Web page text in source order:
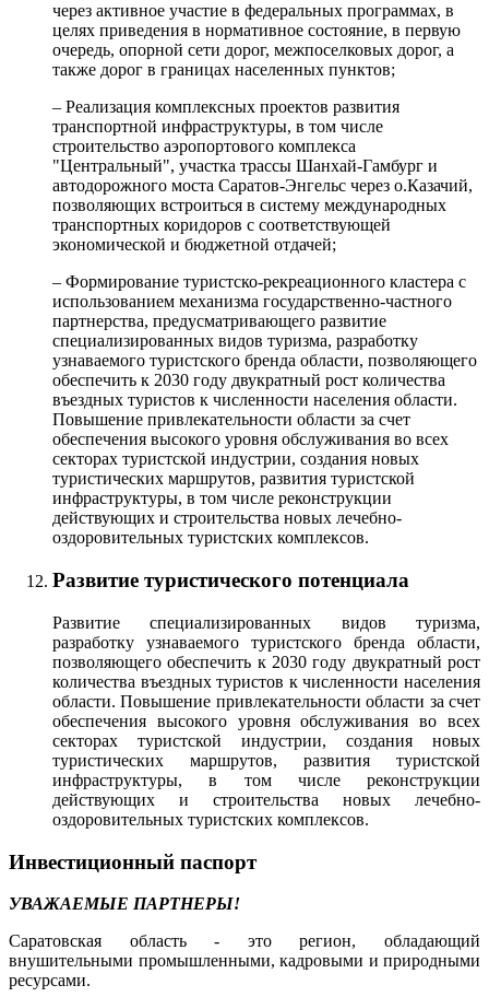
через активное участие в федеральных программах, в
целях приведения в нормативное состояние, в первую
очередь, опорной сети дорог, межпоселковых дорог, а
также дорог в границах населенных пунктов;
– Реализация комплексных проектов развития
транспортной инфраструктуры, в том числе
строительство аэропортового комплекса
"Центральный", участка трассы Шанхай-Гамбург и
автодорожного моста Саратов-Энгельс через о.Казачий,
позволяющих встроиться в систему международных
транспортных коридоров с соответствующей
экономической и бюджетной отдачей;
– Формирование туристско-рекреационного кластера с
использованием механизма государственно-частного
партнерства, предусматривающего развитие
специализированных видов туризма, разработку
узнаваемого туристского бренда области, позволяющего
обеспечить к 2030 году двукратный рост количества
въездных туристов к численности населения области.
Повышение привлекательности области за счет
обеспечения высокого уровня обслуживания во всех
секторах туристской индустрии, создания новых
туристических маршрутов, развития туристской
инфраструктуры, в том числе реконструкции
действующих и строительства новых лечебно-
оздоровительных туристских комплексов.
Развитие туристического потенциала
Развитие специализированных видов туризма,
разработку узнаваемого туристского бренда области,
позволяющего обеспечить к 2030 году двукратный рост
количества въездных туристов к численности населения
области. Повышение привлекательности области за счет
обеспечения высокого уровня обслуживания во всех
секторах туристской индустрии, создания новых
туристических маршрутов, развития туристской
инфраструктуры, в том числе реконструкции
действующих и строительства новых лечебно-
оздоровительных туристских комплексов.
Инвестиционный паспорт
УВАЖАЕМЫЕ ПАРТНЕРЫ!
Саратовская область - это регион, обладающий
внушительными промышленными, кадровыми и природными
ресурсами.